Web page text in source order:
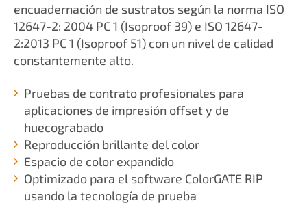
encuadernación de sustratos según la norma ISO
12647-2: 2004 PC 1 (Isoproof 39) e ISO 12647-
2:2013 PC 1 (Isoproof 51) con un nivel de calidad
constantemente alto.
Pruebas de contrato profesionales para
aplicaciones de impresión offset y de
huecograbado
Reproducción brillante del color
Espacio de color expandido
Optimizado para el software ColorGATE RIP
usando la tecnología de prueba